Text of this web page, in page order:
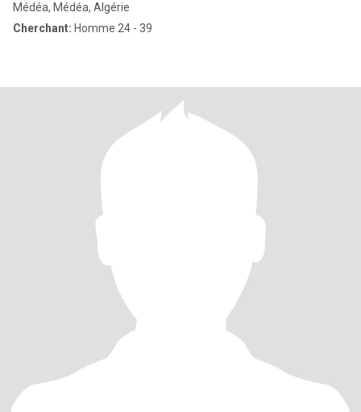
Médéa, Médéa, Algérie
Cherchant: Homme 24 - 39